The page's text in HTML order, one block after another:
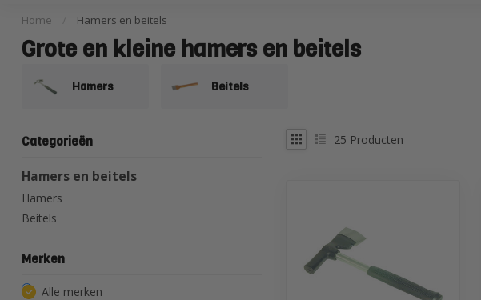
Home Hamers en beitels
Grote en kleine hamers en beitels
Hamers Beitels
Categorieën
Hamers en beitels
Hamers
Beitels
Merken
Alle merken
25 Producten